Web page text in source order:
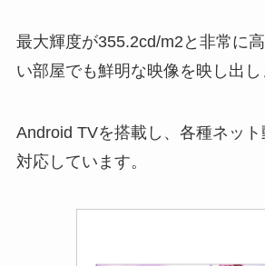
最大輝度が355.2cd/m2と非常に
い部屋でも鮮明な映像を映し出し
Android TVを搭載し、各種ネッ
対応しています。